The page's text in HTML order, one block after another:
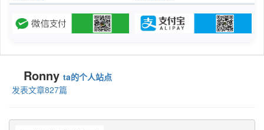
Ronny ta的个人站点
发表文章827篇